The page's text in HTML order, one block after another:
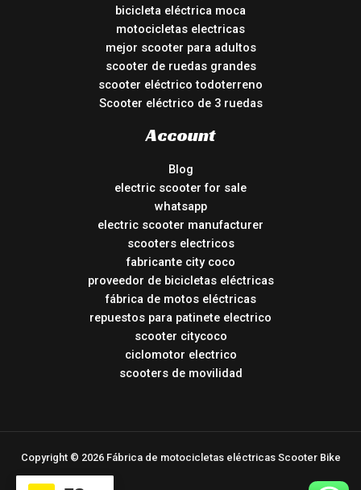
bicicleta eléctrica moca
motocicletas electricas
mejor scooter para adultos
scooter de ruedas grandes
scooter eléctrico todoterreno
Scooter eléctrico de 3 ruedas
Account
Blog
electric scooter for sale
whatsapp
electric scooter manufacturer
scooters electricos
fabricante city coco
proveedor de bicicletas eléctricas
fábrica de motos eléctricas
repuestos para patinete electrico
scooter citycoco
ciclomotor electrico
scooters de movilidad
Copyright © 2026 Fábrica de motocicletas eléctricas Scooter Bike